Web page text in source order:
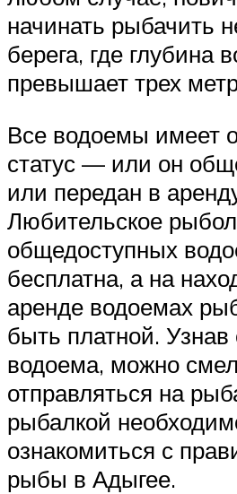
начинать рыбачить
берега, где глубина
превышает трех
Все водоемы имеет
статус — или он
или передан в
Любительское
общедоступных
бесплатна, а на
аренде водоемах
быть платной. Узнав
водоема, можно
отправляться на
рыбалкой
ознакомиться с
рыбы в Адыгее.